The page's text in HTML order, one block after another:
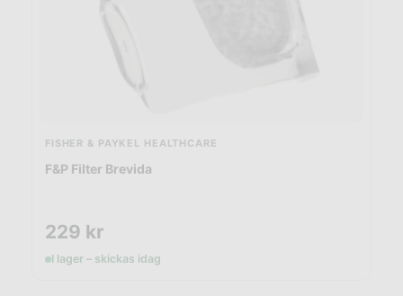
FISHER & PAYKEL HEALTHCARE
F&P Filter Brevida
229 kr
I lager – skickas idag